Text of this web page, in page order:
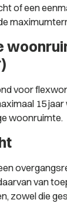
of een
voor
15
woonruimte.
van
zowel die